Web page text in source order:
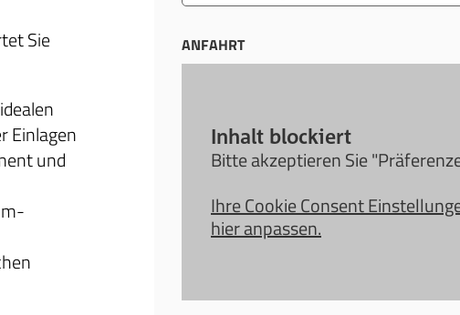
Sie
Einlagen
und
ANFAHRT
Inhalt blockiert
Bitte akzeptieren Sie
Ihre Cookie Consent
hier anpassen.